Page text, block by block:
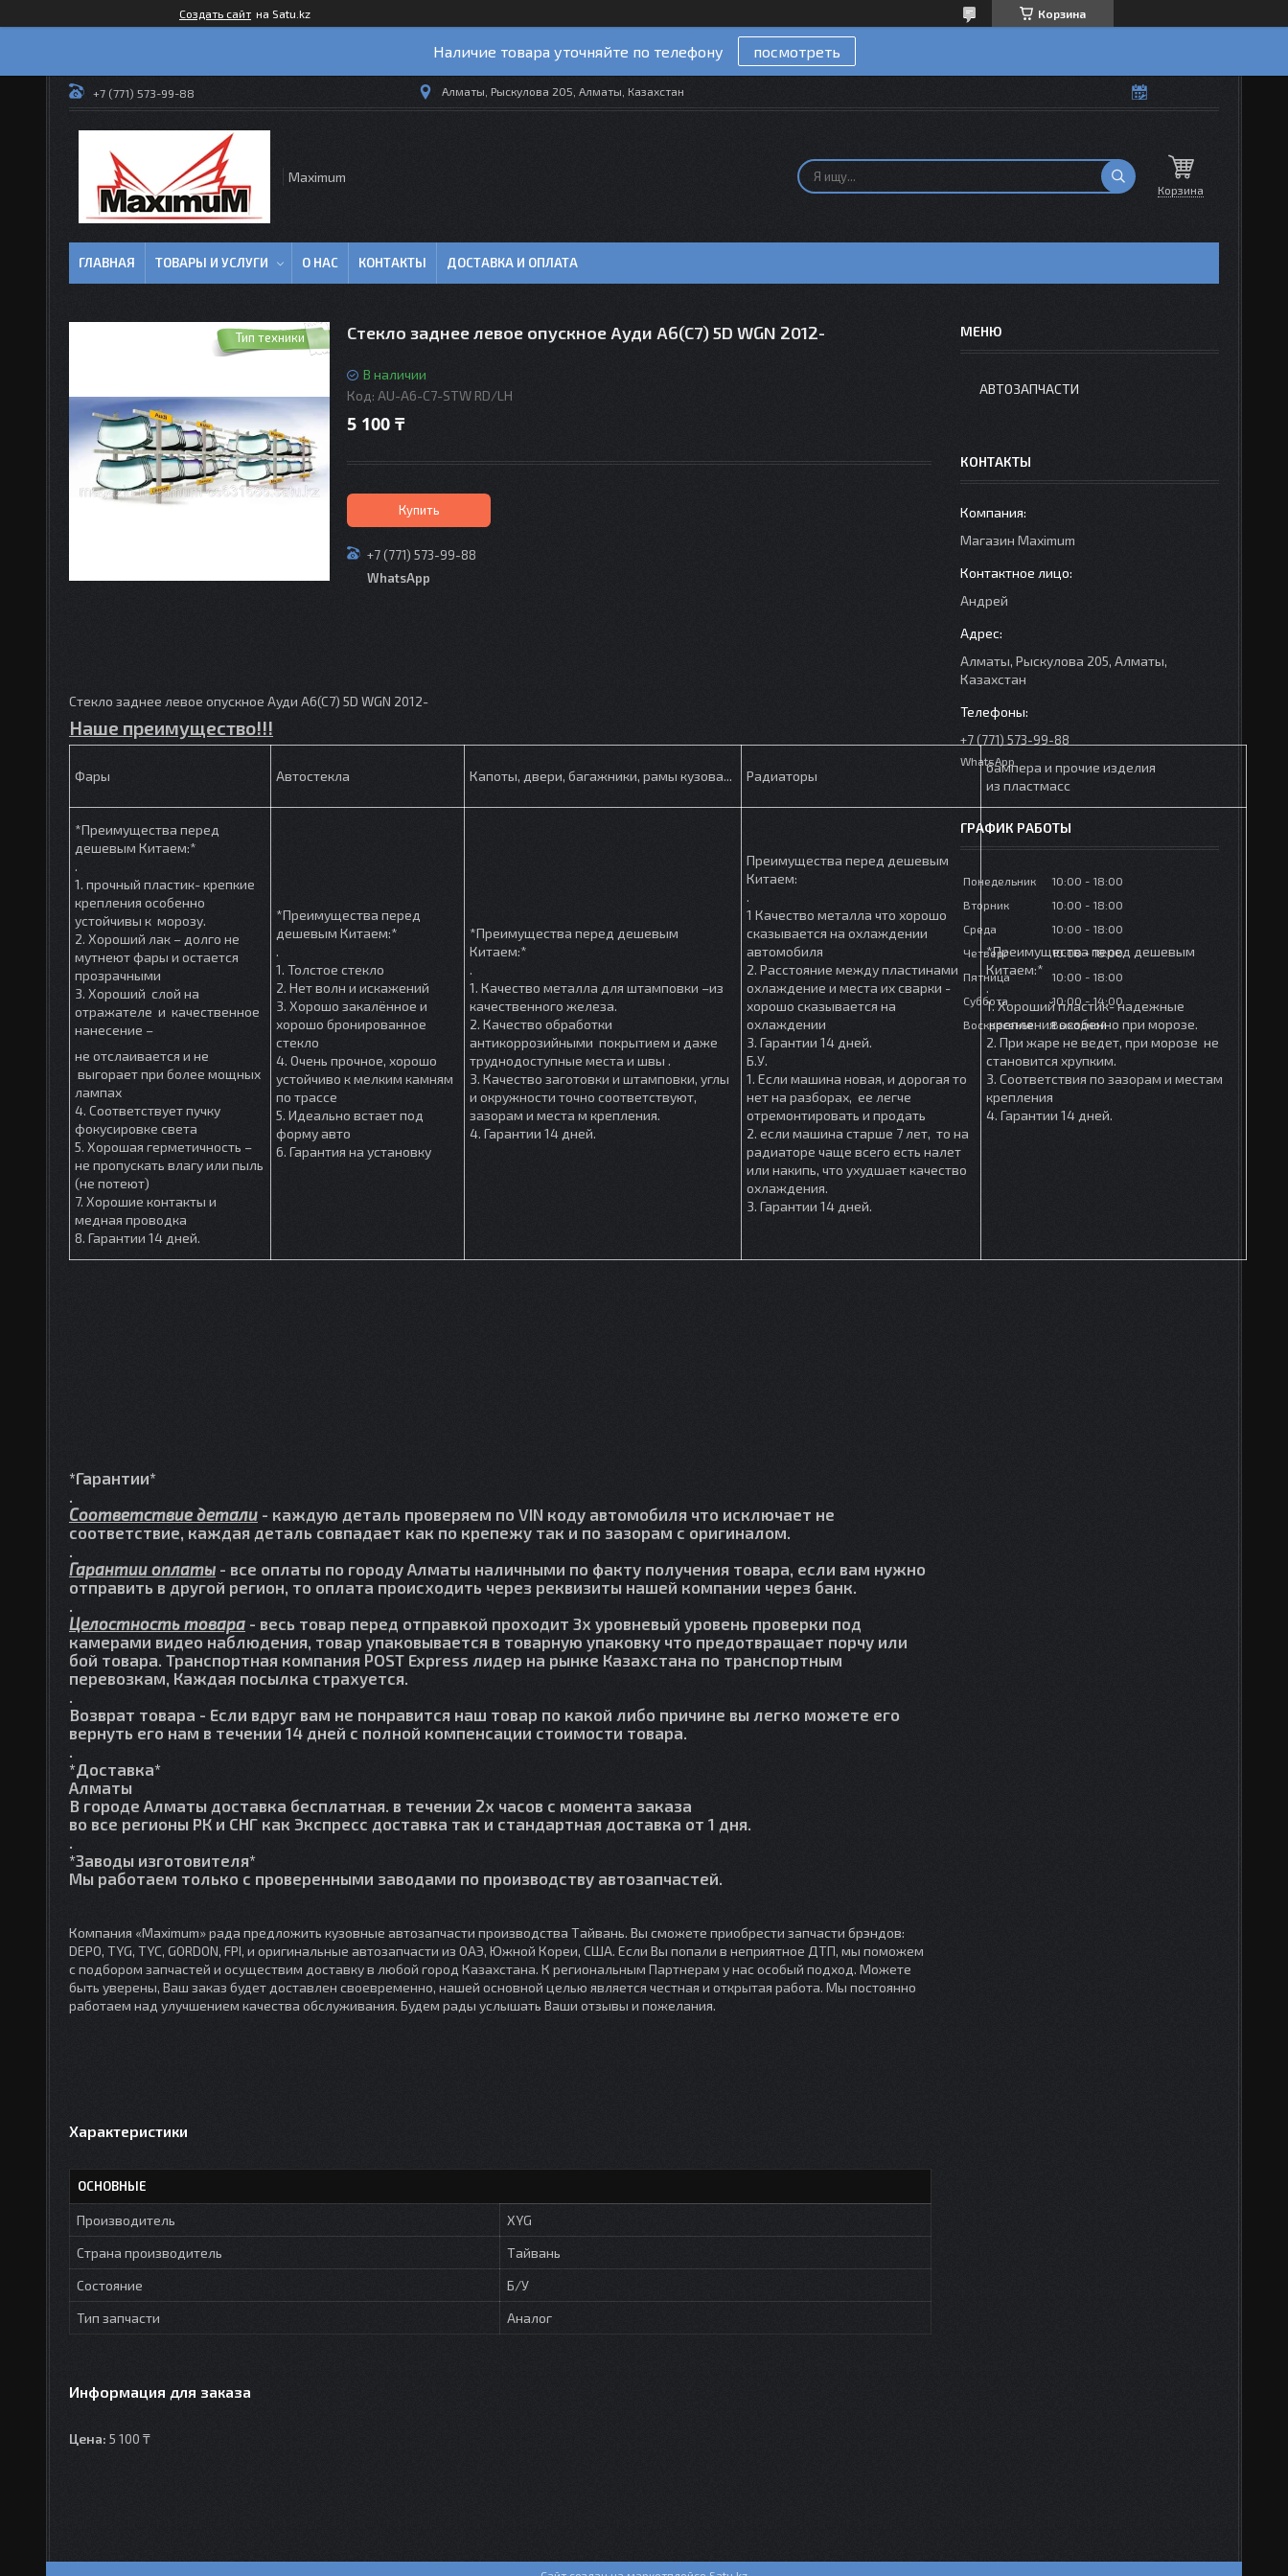
Создать сайт на Satu.kz Корзина
Наличие товара уточняйте по телефону посмотреть
+7 (771) 573-99-88 Алматы, Рыскулова 205, Алматы, Казахстан
Maximum
Корзина
ГЛАВНАЯ ТОВАРЫ И УСЛУГИ О НАС КОНТАКТЫ ДОСТАВКА И ОПЛАТА
Тип техники Стекло заднее левое опускное Ауди A6(C7) 5D WGN 2012-
В наличии
Код: AU-A6-C7-STW RD/LH
5 100 ₸
Купить
+7 (771) 573-99-88
WhatsApp
Стекло заднее левое опускное Ауди A6(C7) 5D WGN 2012-
Наше преимущество!!!
Фары Автостекла Капоты, двери, багажники, рамы кузова... Радиаторы
бампера и прочие изделия
из пластмасс
*Преимущества перед
дешевым Китаем:*
.
1. прочный пластик- крепкие
крепления особенно
устойчивы к морозу.
2. Хороший лак – долго не
мутнеют фары и остается
прозрачными
3. Хороший слой на
отражателе и качественное
нанесение –
не отслаивается и не
выгорает при более мощных
лампах
4. Соответствует пучку
фокусировке света
5. Хорошая герметичность –
не пропускать влагу или пыль
(не потеют)
7. Хорошие контакты и
медная проводка
8. Гарантии 14 дней.
*Преимущества перед
дешевым Китаем:*
.
1. Толстое стекло
2. Нет волн и искажений
3. Хорошо закалённое и
хорошо бронированное
стекло
4. Очень прочное, хорошо
устойчиво к мелким камням
по трассе
5. Идеально встает под
форму авто
6. Гарантия на установку
*Преимущества перед дешевым
Китаем:*
.
1. Качество металла для штамповки –из
качественного железа.
2. Качество обработки
антикоррозийными покрытием и даже
труднодоступные места и швы .
3. Качество заготовки и штамповки, углы
и окружности точно соответствуют,
зазорам и места м крепления.
4. Гарантии 14 дней.
Преимущества перед дешевым
Китаем:
.
1 Качество металла что хорошо
сказывается на охлаждении
автомобиля
2. Расстояние между пластинами
охлаждение и места их сварки -
хорошо сказывается на
охлаждении
3. Гарантии 14 дней.
Б.У.
1. Если машина новая, и дорогая то
нет на разборах, ее легче
отремонтировать и продать
2. если машина старше 7 лет, то на
радиаторе чаще всего есть налет
или накипь, что ухудшает качество
охлаждения.
3. Гарантии 14 дней.
*Преимущества перед дешевым
Китаем:*
.
1. Хороший пластик- надежные
крепления особенно при морозе.
2. При жаре не ведет, при морозе не
становится хрупким.
3. Соответствия по зазорам и местам
крепления
4. Гарантии 14 дней.
*Гарантии*
.
Соответствие детали - каждую деталь проверяем по VIN коду автомобиля что исключает не
соответствие, каждая деталь совпадает как по крепежу так и по зазорам с оригиналом.
.
Гарантии оплаты - все оплаты по городу Алматы наличными по факту получения товара, если вам нужно
отправить в другой регион, то оплата происходить через реквизиты нашей компании через банк.
.
Целостность товара - весь товар перед отправкой проходит 3х уровневый уровень проверки под
камерами видео наблюдения, товар упаковывается в товарную упаковку что предотвращает порчу или
бой товара. Транспортная компания POST Express лидер на рынке Казахстана по транспортным
перевозкам, Каждая посылка страхуется.
.
Возврат товара - Если вдруг вам не понравится наш товар по какой либо причине вы легко можете его
вернуть его нам в течении 14 дней с полной компенсации стоимости товара.
.
*Доставка*
Алматы
В городе Алматы доставка бесплатная. в течении 2х часов с момента заказа
во все регионы РК и СНГ как Экспресс доставка так и стандартная доставка от 1 дня.
.
*Заводы изготовителя*
Мы работаем только с проверенными заводами по производству автозапчастей.
Компания «Maximum» рада предложить кузовные автозапчасти производства Тайвань. Вы сможете приобрести запчасти брэндов:
DEPO, TYG, TYC, GORDON, FPI, и оригинальные автозапчасти из ОАЭ, Южной Кореи, США. Если Вы попали в неприятное ДТП, мы поможем
с подбором запчастей и осуществим доставку в любой город Казахстана. К региональным Партнерам у нас особый подход. Можете
быть уверены, Ваш заказ будет доставлен своевременно, нашей основной целью является честная и открытая работа. Мы постоянно
работаем над улучшением качества обслуживания. Будем рады услышать Ваши отзывы и пожелания.
Характеристики
ОСНОВНЫЕ
Производитель
XYG
Страна производитель
Тайвань
Состояние
Б/У
Тип запчасти
Аналог
Информация для заказа
Цена: 5 100 ₸
АВТОЗАПЧАСТИ
КОНТАКТЫ
Mагазин Maximum
Андрей
Алматы, Рыскулова 205, Алматы,
Казахстан
+7 (771) 573-99-88
WhatsApp
ГРАФИК РАБОТЫ
Понедельник 10:00
18:00
Вторник
10:00
18:00
Среда
10:00
18:00
Четверг
10:00
18:00
Пятница
10:00
18:00
Суббота
10:00
14:00
Воскресенье
Выходной